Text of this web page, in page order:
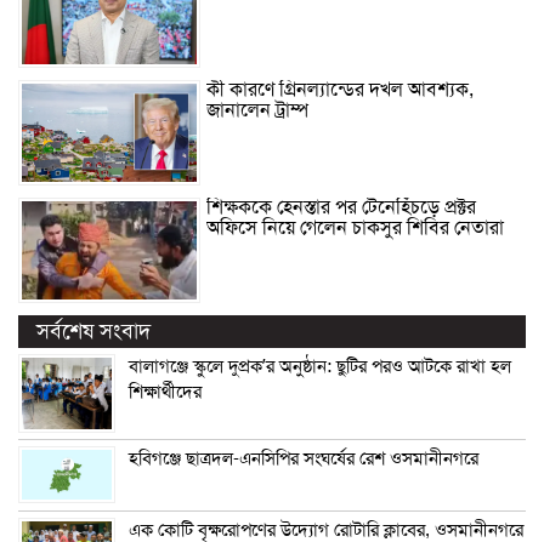
কী কারণে গ্রিনল্যান্ডের দখল আবশ্যক,
জানালেন ট্রাম্প
শিক্ষককে হেনস্তার পর টেনেহিঁচড়ে প্রক্টর
অফিসে নিয়ে গেলেন চাকসুর শিবির নেতারা
সর্বশেষ সংবাদ
বালাগঞ্জে স্কুলে দুপ্রক’র অনুষ্ঠান: ছুটির পরও আটকে রাখা হল
শিক্ষার্থীদের
হবিগঞ্জে ছাত্রদল-এনসিপির সংঘর্ষের রেশ ওসমানীনগরে
এক কোটি বৃক্ষরোপণের উদ্যোগ রোটারি ক্লাবের, ওসমানীনগরে